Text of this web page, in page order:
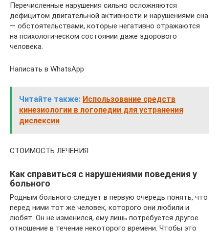
Перечисленные нарушения сильно осложняются
дефицитом двигательной активности и нарушениями сна
— обстоятельствами, которые негативно отражаются
на психологическом состоянии даже здорового
человека.
Написать в WhatsApp
Читайте также: Использование средств
кинезиологии в логопедии для устранения
дислексии
СТОИМОСТЬ ЛЕЧЕНИЯ
Как справиться с нарушениями поведения у
больного
Родным больного следует в первую очередь понять, что
перед ними тот же человек, которого они любили и
любят. Он не изменился, ему лишь потребуется другое
отношение в течение некоторого времени. Чтобы это